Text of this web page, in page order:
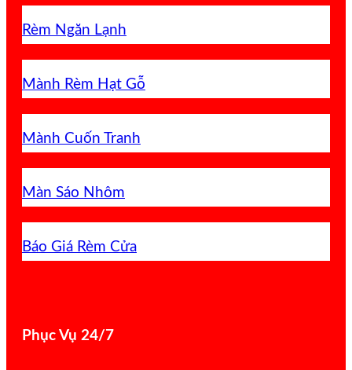
Rèm Ngăn Lạnh
Mành Rèm Hạt Gỗ
Mành Cuốn Tranh
Màn Sáo Nhôm
Báo Giá Rèm Cửa
Phục Vụ 24/7